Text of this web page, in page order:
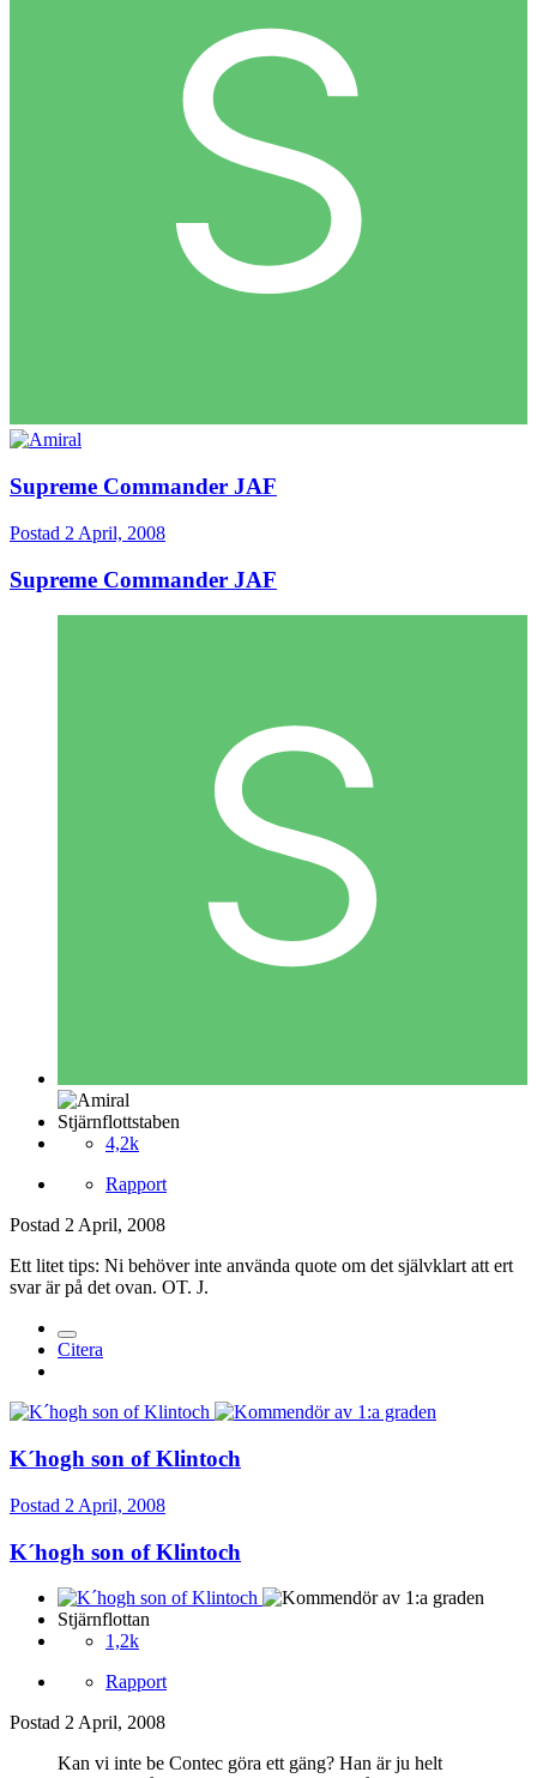
Supreme Commander JAF
Postad 2 April, 2008
Supreme Commander JAF
Stjärnflottstaben
4,2k
Rapport
Postad 2 April, 2008
Ett litet tips: Ni behöver inte använda quote om det självklart att ert
svar är på det ovan. OT. J.
Citera
K´hogh son of Klintoch
Postad 2 April, 2008
K´hogh son of Klintoch
Stjärnflottan
1,2k
Rapport
Postad 2 April, 2008
Kan vi inte be Contec göra ett gäng? Han är ju helt